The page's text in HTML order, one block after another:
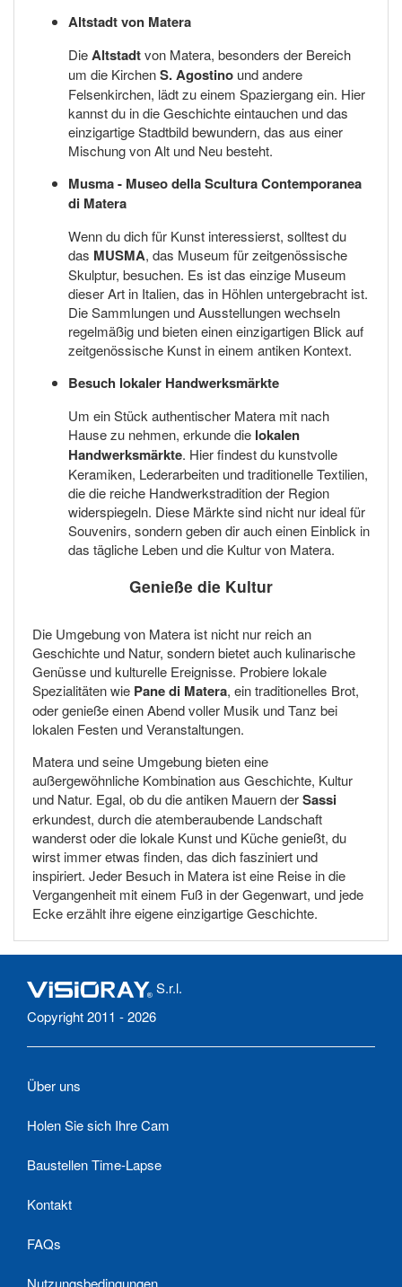
Altstadt von Matera
DieAltstadtvon Matera, besonders der Bereich
um die KirchenS. Agostino und andere
Felsenkirchen, lädt zu einem Spaziergang ein. Hier
kannst du in die Geschichte eintauchen und das
einzigartige Stadtbild bewundern, das aus einer
Mischung von Alt und Neu besteht.
Musma - Museo della Scultura Contemporanea
di Matera
Wenn du dich für Kunst interessierst, solltest du
das MUSMA, das Museum für zeitgenössische
Skulptur, besuchen. Es ist das einzige Museum
dieser Art in Italien, das in Höhlen untergebracht ist.
Die Sammlungen und Ausstellungen wechseln
regelmäßig und bieten einen einzigartigen Blick auf
zeitgenössische Kunst in einem antiken Kontext.
Besuch lokaler Handwerksmärkte
Um ein Stück authentischer Matera mit nach
Hause zu nehmen, erkunde die lokalen
Handwerksmärkte. Hier findest du kunstvolle
Keramiken, Lederarbeiten und traditionelle Textilien,
die die reiche Handwerkstradition der Region
widerspiegeln. Diese Märkte sind nicht nur ideal für
Souvenirs, sondern geben dir auch einen Einblick in
das tägliche Leben und die Kultur von Matera.
Genieße die Kultur
Die Umgebung von Matera ist nicht nur reich an
Geschichte und Natur, sondern bietet auch kulinarische
Genüsse und kulturelle Ereignisse. Probiere lokale
Spezialitäten wie Pane di Matera, ein traditionelles Brot,
oder genieße einen Abend voller Musik und Tanz bei
lokalen Festen und Veranstaltungen.
Matera und seine Umgebung bieten eine
außergewöhnliche Kombination aus Geschichte, Kultur
und Natur. Egal, ob du die antiken Mauern derSassi
erkundest, durch die atemberaubende Landschaft
wanderst oder die lokale Kunst und Küche genießt, du
wirst immer etwas finden, das dich fasziniert und
inspiriert. Jeder Besuch in Matera ist eine Reise in die
Vergangenheit mit einem Fuß in der Gegenwart, und jede
Ecke erzählt ihre eigene einzigartige Geschichte.
S.r.l.
Copyright 2011 - 2026
Über uns
Holen Sie sich Ihre Cam
Baustellen Time-Lapse
Kontakt
FAQs
Nutzungsbedingungen